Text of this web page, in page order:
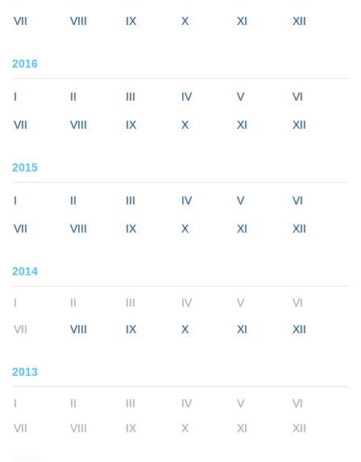
VII VIII IX X XI XII
2016
I II III IV V VI
VII VIII IX X XI XII
2015
I II III IV V VI
VII VIII IX X XI XII
2014
I II III IV V VI
VII VIII IX X XI XII
2013
I II III IV V
VI
VII
VIII IX X XI XII